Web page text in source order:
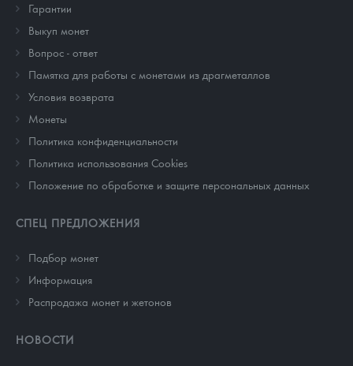
Гарантии
Выкуп монет
Вопрос - ответ
Памятка для работы с монетами из драгметаллов
Условия возврата
Монеты
Политика конфиденциальности
Политика использования Cookies
Положение по обработке и защите персональных данных
СПЕЦ ПРЕДЛОЖЕНИЯ
Подбор монет
Информация
Распродажа монет и жетонов
НОВОСТИ